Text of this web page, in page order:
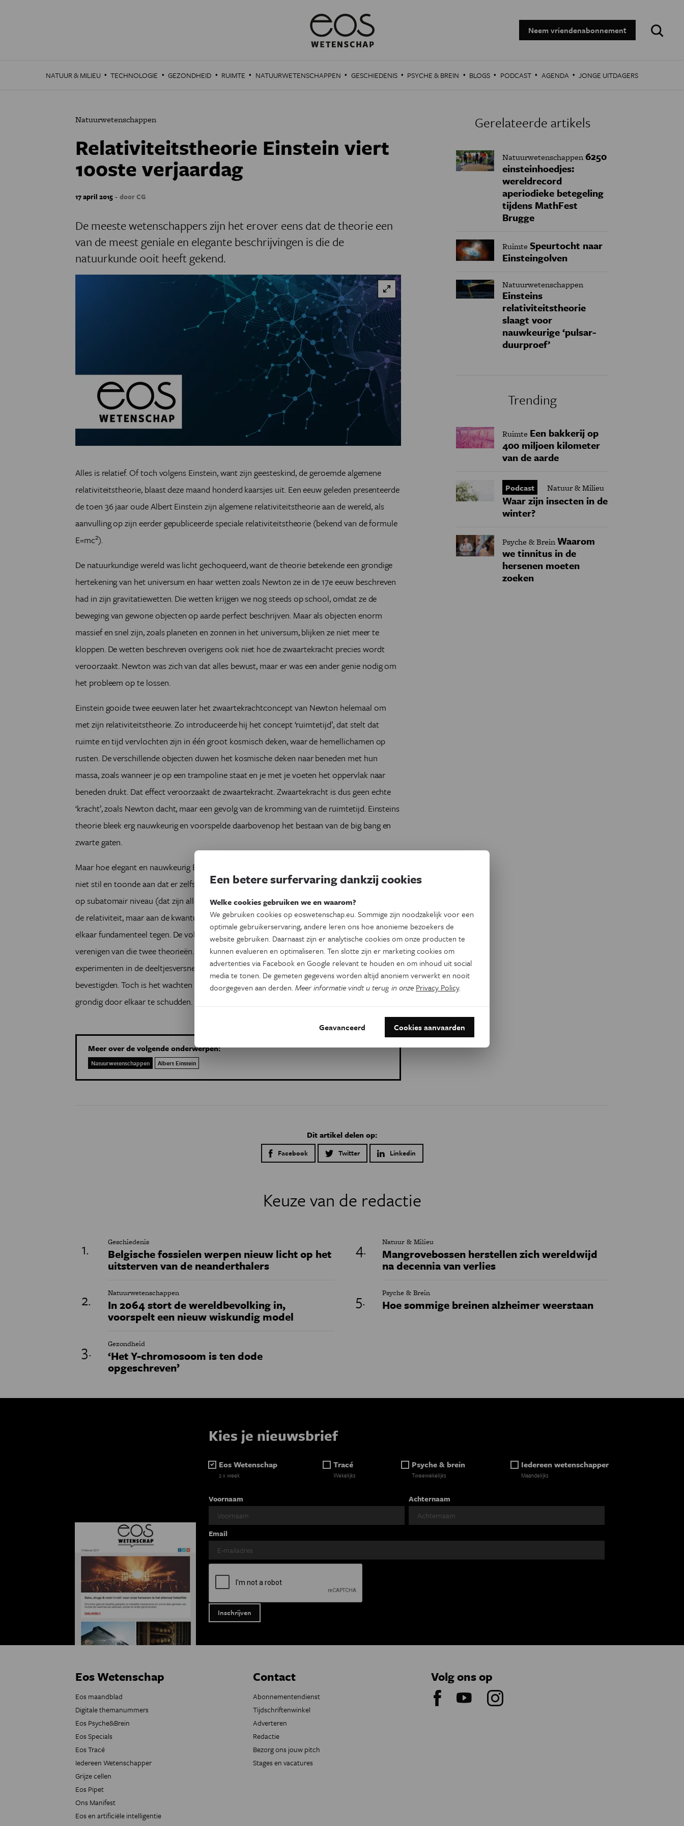
Neem vriendenabonnement
Zoeken:
NATUUR & MILIEU · TECHNOLOGIE · GEZONDHEID · RUIMTE · NATUURWETENSCHAPPEN · GESCHIEDENIS · PSYCHE & BREIN · BLOGS · PODCAST · AGENDA · JONGE UITDAGERS
Natuurwetenschappen
Relativiteitstheorie Einstein viert
100ste verjaardag
17 april 2015 - door CG
De meeste wetenschappers zijn het erover eens dat de theorie een
van de meest geniale en elegante beschrijvingen is die de
natuurkunde ooit heeft gekend.
Alles is relatief. Of toch volgens Einstein, want zijn geesteskind, de geroemde algemene
relativiteitstheorie, blaast deze maand honderd kaarsjes uit. Een eeuw geleden presenteerde
de toen 36 jaar oude Albert Einstein zijn algemene relativiteitstheorie aan de wereld, als
aanvulling op zijn eerder gepubliceerde speciale relativiteitstheorie (bekend van de formule
E=mc2).
De natuurkundige wereld was licht gechoqueerd, want de theorie betekende een grondige
hertekening van het universum en haar wetten zoals Newton ze in de 17e eeuw beschreven
had in zijn gravitatiewetten. Die wetten krijgen we nog steeds op school, omdat ze de
beweging van gewone objecten op aarde perfect beschrijven. Maar als objecten enorm
massief en snel zijn, zoals planeten en zonnen in het universum, blijken ze niet meer te
kloppen. De wetten beschreven overigens ook niet hoe de zwaartekracht precies wordt
veroorzaakt. Newton was zich van dat alles bewust, maar er was een ander genie nodig om
het probleem op te lossen.
Einstein gooide twee eeuwen later het zwaartekrachtconcept van Newton helemaal om
met zijn relativiteitstheorie. Zo introduceerde hij het concept ‘ruimtetijd’, dat stelt dat
ruimte en tijd vervlochten zijn in één groot kosmisch deken, waar de hemellichamen op
rusten. De verschillende objecten duwen het kosmische deken naar beneden met hun
massa, zoals wanneer je op een trampoline staat en je met je voeten het oppervlak naar
beneden drukt. Dat effect veroorzaakt de zwaartekracht. Zwaartekracht is dus geen echte
‘kracht’, zoals Newton dacht, maar een gevolg van de kromming van de ruimtetijd. Einsteins
theorie bleek erg nauwkeurig en voorspelde daarbovenop het bestaan van de big bang en
zwarte gaten.
Maar hoe elegant en nauwkeurig Einsteins relativiteitstheorie ook is, de wetenschap staat
niet stil en toonde aan dat er zelfs aan zijn verstand limieten zijn. Zo gehoorzaamt materie
op subatomair niveau (dat zijn alle deeltjes kleiner dan een atoom) niet aan de wetten van
de relativiteit, maar aan de kwantummechanica. Relativiteit en kwantummechanica spreken
elkaar fundamenteel tegen. De volgende uitdaging in de wetenschap is dan ook het
verenigen van die twee theorieën. Elk jaar boeken we vorderingen, kijk maar naar de
experimenten in de deeltjesversneller van het CERN, die het bestaan van het Higgs-boson
bevestigden. Toch is het wachten op een nieuw genie om de wetenschapswereld nog eens
grondig door elkaar te schudden.
Meer over de volgende onderwerpen:
Natuurwetenschappen Albert Einstein
Gerelateerde artikels
Natuurwetenschappen6250
einsteinhoedjes:
wereldrecord
aperiodieke betegeling
tijdens MathFest
Brugge
Ruimte Speurtocht naar
Einsteingolven
Natuurwetenschappen
Einsteins
relativiteitstheorie
slaagt voor
nauwkeurige ‘pulsar-
duurproef’
Trending
Ruimte Een bakkerij op
400 miljoen kilometer
van de aarde
Podcast Natuur & Milieu
Waar zijn insecten in de
winter?
Psyche & BreinWaarom
we tinnitus in de
hersenen moeten
zoeken
Dit artikel delen op:
Facebook Twitter Linkedin
Keuze van de redactie
Geschiedenis
Belgische fossielen werpen nieuw licht op het
uitsterven van de neanderthalers
Natuurwetenschappen
In 2064 stort de wereldbevolking in,
voorspelt een nieuw wiskundig model
Gezondheid
‘Het Y-chromosoom is ten dode
opgeschreven’
Natuur & Milieu
Mangrovebossen herstellen zich wereldwijd
na decennia van verlies
Psyche & Brein
Hoe sommige breinen alzheimer weerstaan
Kies je nieuwsbrief
Eos Wetenschap
2 x week
Tracé
Wekelijks
Psyche & brein
Tweewekelijks
Iedereen wetenschapper
Maandelijks
Voornaam Achternaam
Email
Eos Wetenschap
Eos maandblad
Digitale themanummers
Eos Psyche&Brein
Eos Specials
Eos Tracé
Iedereen Wetenschapper
Grijze cellen
Eos Pipet
Ons Manifest
Eos en artificiële intelligentie
Contact
Abonnementendienst
Tijdschriftenwinkel
Adverteren
Redactie
Bezorg ons jouw pitch
Stages en vacatures
Volg ons op
Een betere surfervaring dankzij cookies
Welke cookies gebruiken we en waarom?
We gebruiken cookies op eoswetenschap.eu. Sommige zijn noodzakelijk voor een
optimale gebruikerservaring, andere leren ons hoe anonieme bezoekers de
website gebruiken. Daarnaast zijn er analytische cookies om onze producten te
kunnen evalueren en optimaliseren. Ten slotte zijn er marketing cookies om
advertenties via Facebook en Google relevant te houden en om inhoud uit social
media te tonen. De gemeten gegevens worden altijd anoniem verwerkt en nooit
doorgegeven aan derden.Meer informatie vindt u terug in onze Privacy Policy.
Geavanceerd Cookies aanvaarden